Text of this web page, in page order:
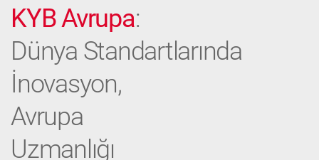
KYB Avrupa:
Dünya Standartlarında
İnovasyon,
Avrupa
Uzmanlığı